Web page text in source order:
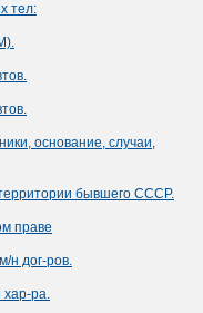
тел:
основание, случаи,
бывшего СССР.
праве
н дог-ров.
хар-ра.